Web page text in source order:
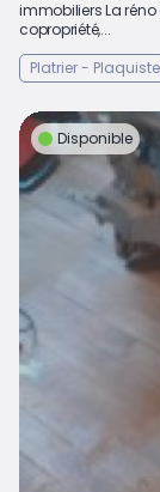
immobiliers La
copropriété,...
Platrier - Plaquiste
Disponible